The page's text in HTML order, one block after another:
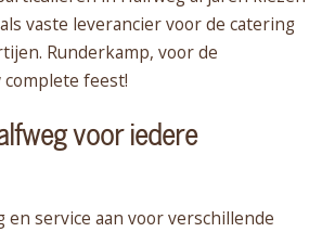
vaste leverancier voor de catering
Runderkamp, voor de
feest!
voor iedere
en service aan voor verschillende